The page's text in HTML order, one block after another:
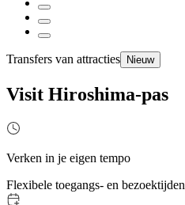
Transfers van attracties Nieuw
Visit Hiroshima-pas
Verken in je eigen tempo
Flexibele toegangs- en bezoektijden